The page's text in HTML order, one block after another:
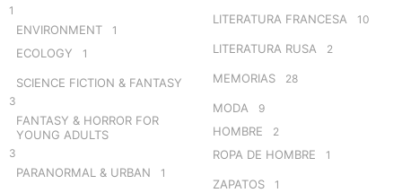
1
ENVIRONMENT 1
ECOLOGY 1
SCIENCE FICTION & FANTASY
3
FANTASY & HORROR FOR
YOUNG ADULTS
3
PARANORMAL & URBAN 1
LITERATURA FRANCESA 10
LITERATURA RUSA 2
MEMORIAS 28
MODA 9
HOMBRE 2
ROPA DE HOMBRE 1
ZAPATOS 1